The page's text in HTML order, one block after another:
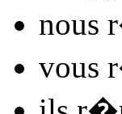
nous
vous